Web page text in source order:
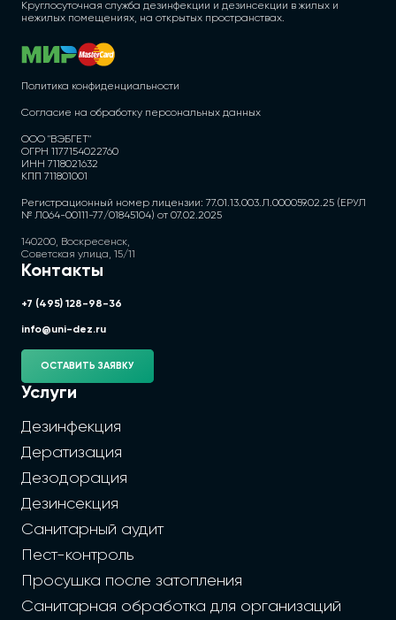
Круглосуточная служба дезинфекции и дезинсекции в жилых и
нежилых помещениях, на открытых пространствах.
Политика конфиденциальности
Согласие на обработку персональных данных
ООО "ВЭБГЕТ"
ОГРН 1177154022760
ИНН 7118021632
КПП 711801001
Регистрационный номер лицензии: 77.01.13.003.Л.000059.02.25 (ЕРУЛ
№ Л064-00111-77/01845104) от 07.02.2025
140200, Воскресенск,
Советская улица, 15/11
Контакты
+7 (495) 128-98-36
info@uni-dez.ru
ОСТАВИТЬ ЗАЯВКУ
Услуги
Дезинфекция
Дератизация
Дезодорация
Дезинсекция
Санитарный аудит
Пест-контроль
Просушка после затопления
Санитарная обработка для организаций